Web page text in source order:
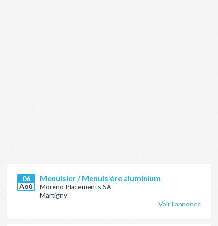
06
Aoû
Menuisier / Menuisière aluminium
Moreno Placements SA
Martigny
Voir l'annonce